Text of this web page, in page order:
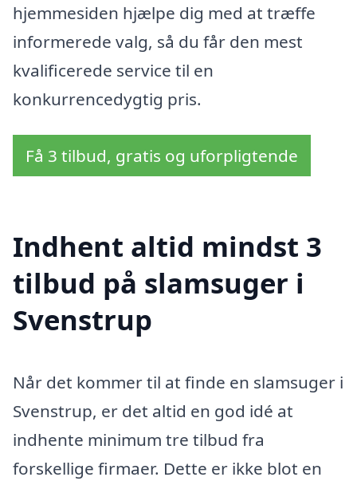
hjemmesiden hjælpe dig med at træffe
informerede valg, så du får den mest
kvalificerede service til en
konkurrencedygtig pris.
Få 3 tilbud, gratis og uforpligtende
Indhent altid mindst 3
tilbud på slamsuger i
Svenstrup
Når det kommer til at finde en slamsuger i
Svenstrup, er det altid en god idé at
indhente minimum tre tilbud fra
forskellige firmaer. Dette er ikke blot en